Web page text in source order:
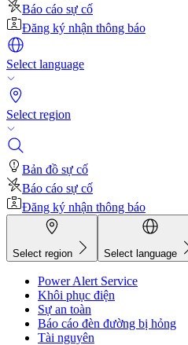
Báo cáo sự cố
Đăng ký nhận thông báo
Select language
Select region
Bản đồ sự cố
Báo cáo sự cố
Đăng ký nhận thông báo
Select region Select language
Power Alert Service
Khôi phục điện
Sự an toàn
Báo cáo đèn đường bị hỏng
Tài nguyên